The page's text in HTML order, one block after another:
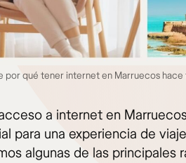
por qué tener internet en Marruecos
a internet en
para una experiencia de
algunas de las principales